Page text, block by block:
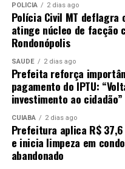
POLÍCIA 2 dias ago
Polícia Civil MT deflagra
atinge núcleo de facção
Rondonópolis
SAÚDE 2 dias ago
Prefeita reforça
pagamento do IPTU:
investimento ao cidadão”
CUIABÁ 2 dias ago
Prefeitura aplica R$
e inicia limpeza em
abandonado